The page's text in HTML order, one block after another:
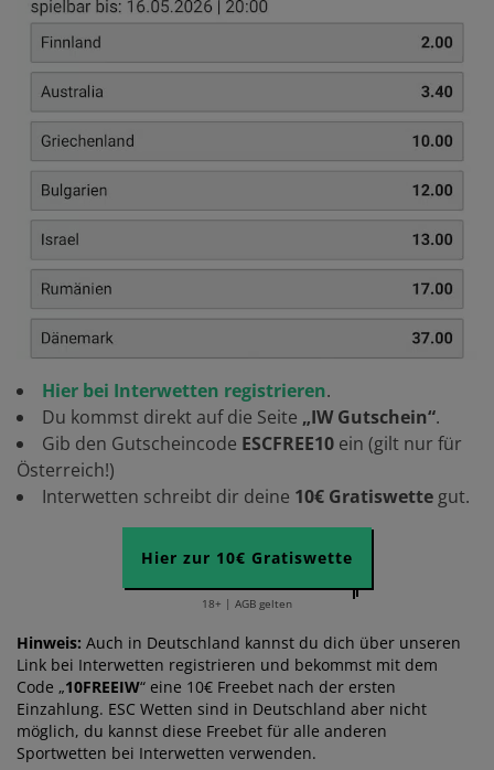
Hier bei Interwetten registrieren.
Du kommst direkt auf die Seite „IW Gutschein“.
Gib den Gutscheincode ESCFREE10 ein (gilt nur für
Österreich!)
Interwetten schreibt dir deine 10€ Gratiswettegut.
Hier zur 10€ Gratiswette
18+ | AGB gelten
Hinweis: Auch in Deutschland kannst du dich über unseren
Link bei Interwetten registrieren und bekommst mit dem
Code „10FREEIW“ eine 10€ Freebet nach der ersten
Einzahlung. ESC Wetten sind in Deutschland aber nicht
möglich, du kannst diese Freebet für alle anderen
Sportwetten bei Interwetten verwenden.